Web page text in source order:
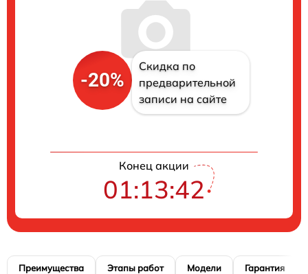
-20%
Скидка по
предварительной
записи на сайте
Конец акции
01:13:41
Преимущества Этапы работ Модели Гарантия